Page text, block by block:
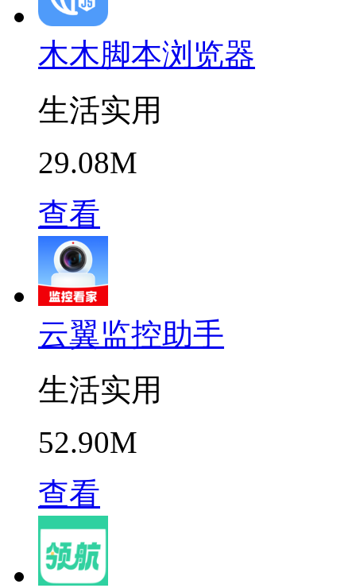
木木脚本浏览器
生活实用
29.08M
查看
云翼监控助手
生活实用
52.90M
查看